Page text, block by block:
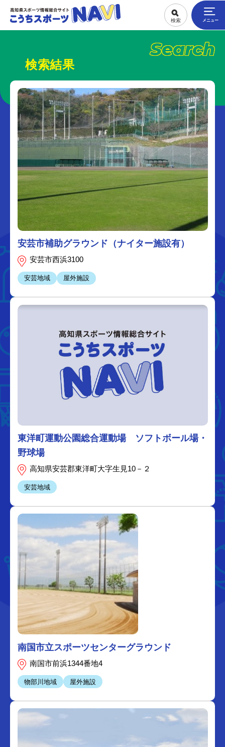
Search
検索結果
安芸市補助グラウンド（ナイター施設有）
安芸市西浜3100
安芸地域 屋外施設
東洋町運動公園総合運動場 ソフトボール場・
野球場
高知県安芸郡東洋町大字生見10－２
安芸地域
南国市立スポーツセンターグラウンド
南国市前浜1344番地4
物部川地域 屋外施設